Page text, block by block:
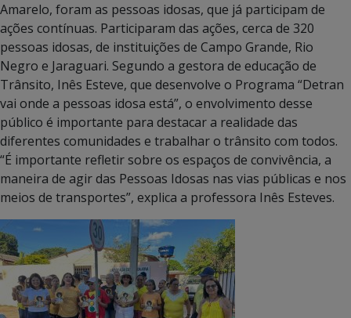
Amarelo, foram as pessoas idosas, que já participam de
ações contínuas. Participaram das ações, cerca de 320
pessoas idosas, de instituições de Campo Grande, Rio
Negro e Jaraguari. Segundo a gestora de educação de
Trânsito, Inês Esteve, que desenvolve o Programa “Detran
vai onde a pessoas idosa está”, o envolvimento desse
público é importante para destacar a realidade das
diferentes comunidades e trabalhar o trânsito com todos.
“É importante refletir sobre os espaços de convivência, a
maneira de agir das Pessoas Idosas nas vias públicas e nos
meios de transportes”, explica a professora Inês Esteves.